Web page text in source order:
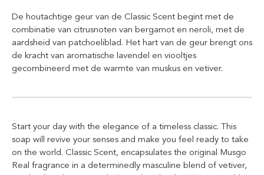
De houtachtige geur van de Classic Scent begint met de
combinatie van citrusnoten van bergamot en neroli, met de
aardsheid van patchoeliblad. Het hart van de geur brengt ons
de kracht van aromatische lavendel en viooltjes
gecombineerd met de warmte van muskus en vetiver.
Start your day with the elegance of a timeless classic. This
soap will revive your senses and make you feel ready to take
on the world. Classic Scent, encapsulates the original Musgo
Real fragrance in a determinedly masculine blend of vetiver,